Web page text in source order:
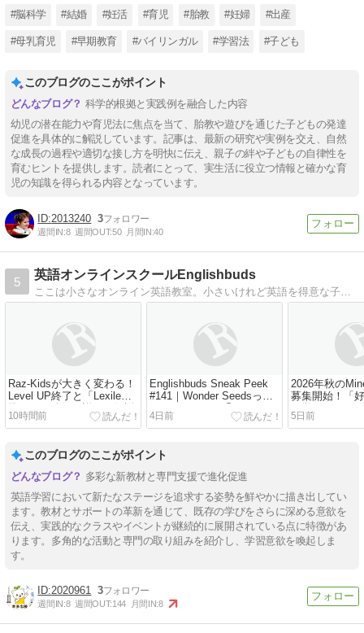
#脳科学 #結婚 #妊活 #育児 #胎教 #妊婦 #出産
#母乳育児 #早期教育 #バイリンガル #学習法 #子ども
このブログのここがポイント
科学的根拠と実践例を融合した内容
幼児の潜在能力や育児法に焦点を当て、胎教や遊びを通じた子どもの発達
促進を具体的に解説しています。記事は、最新の研究や実例を交え、自然
な成長の過程や適切な接し方を明快に伝え、親子の絆や子どもの自律性を
育むヒントを提供します。読者にとって、実生活に役立つ情報と確かな育
児の知識を得られる内容となっています。
2013240 3
週間IN:8 週間OUT:50 月間IN:40
5
英語オンラインスクールEnglishbuds
Raz-Kidsが大きく変わる！
Level UP終了と「Lexile基
準」への移行を詳しく解説
10時間前
Englishbuds Sneak Peek
#141｜Wonder Seedsって
どんなレッスン④？
4日前
2026年秋の
募集開始！「
と学びにつな
5日前
このブログのここがポイント
多彩な新教材と専門支援で進化促進
英語学習において新たなステージを追求する姿勢を鮮やかに描き出してい
ます。教材とサポートの革新を通じて、既存の学びをさらに深める意欲を
伝え、実践的なクラスやイベントが継続的に展開されている点に特徴があ
ります。多角的な活動と専門の取り組みを紹介し、学習意欲を喚起しま
す。
2020961 3
週間IN:8 週間OUT:144 月間IN:8